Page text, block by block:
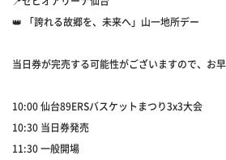
👑 「誇れる故郷を、未来へ」山一地所デー
当日券が完売する可能性がございますので、お
10:00 仙台89ERSバスケットまつり3x3大会
10:30 当日券発売
11:30 一般開場